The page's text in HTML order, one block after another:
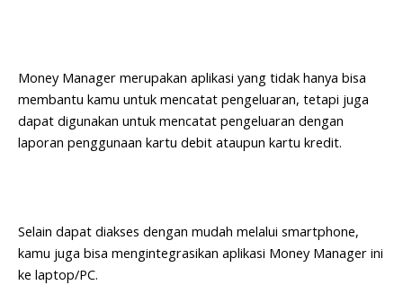
Money Manager merupakan aplikasi yang tidak hanya bisa
membantu kamu untuk mencatat pengeluaran, tetapi juga
dapat digunakan untuk mencatat pengeluaran dengan
laporan penggunaan kartu debit ataupun kartu kredit.
Selain dapat diakses dengan mudah melalui smartphone,
kamu juga bisa mengintegrasikan aplikasi Money Manager ini
ke laptop/PC.